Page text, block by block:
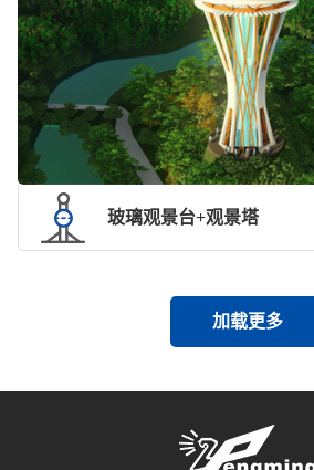
玻璃观景台+观景塔
加载更多